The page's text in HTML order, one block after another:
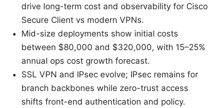
drive long-term cost and observability for Cisco
Secure Client vs modern VPNs.
Mid-size deployments show initial costs
between $80,000 and $320,000, with 15–25%
annual ops cost growth forecast.
SSL VPN and IPsec evolve; IPsec remains for
branch backbones while zero-trust access
shifts front-end authentication and policy.